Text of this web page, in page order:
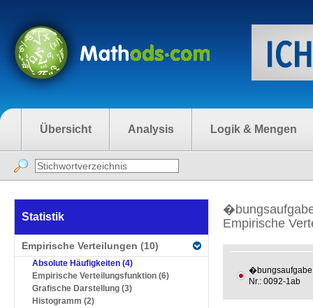
Übersicht Analysis Logik & Mengen
Statistik
Empirische Verteilungen (10)
Absolute Häufigkeiten (4)
Empirische Verteilungsfunktion (6)
Grafische Darstellung (3)
Histogramm (2)
Empirische
�bungsaufgabe
Nr.: 0092-1ab